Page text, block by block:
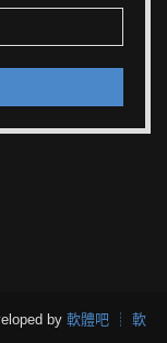
by 軟體吧 ┊ 軟